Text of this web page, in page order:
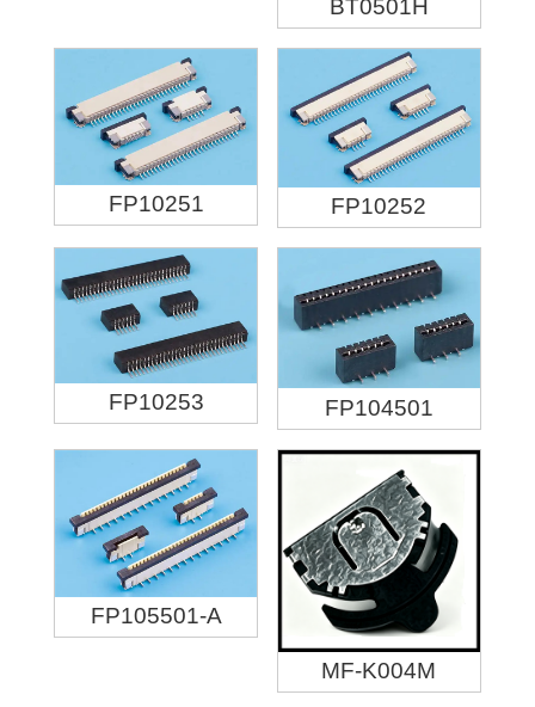
BT0501H
FP10251 FP10252
FP10253 FP104501
FP105501-A
MF-K004M